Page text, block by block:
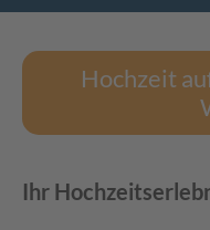
Hochzeit
Ihr